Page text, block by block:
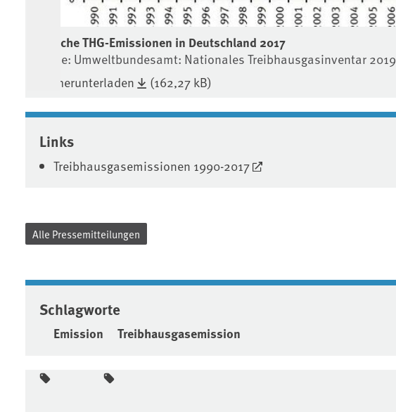
Jährliche THG-Emissionen in Deutschland 2017
Quelle: Umweltbundesamt: Nationales Treibhausgasinventar 2019
Bild herunterladen
(162,27 kB)
Links
Treibhausgasemissionen 1990-2017
Alle Pressemitteilungen
Schlagworte
Emission Treibhausgasemission